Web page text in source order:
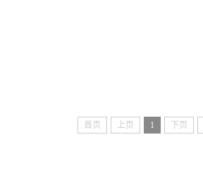
首页 上页 1 下页